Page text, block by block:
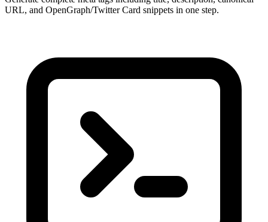
URL, and OpenGraph/Twitter Card snippets in one step.